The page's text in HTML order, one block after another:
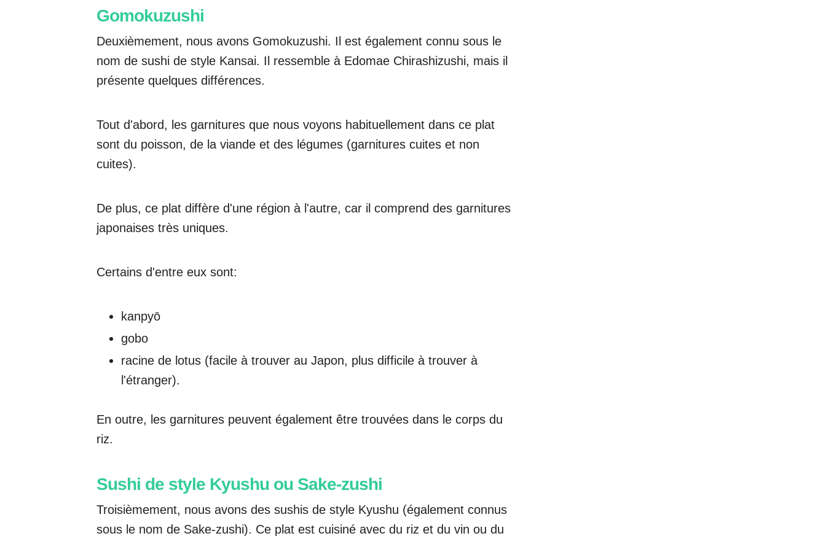
Gomokuzushi
Deuxièmement, nous avons Gomokuzushi. Il est également connu sous le
nom de sushi de style Kansai. Il ressemble à Edomae Chirashizushi, mais il
présente quelques différences.
Tout d'abord, les garnitures que nous voyons habituellement dans ce plat
sont du poisson, de la viande et des légumes (garnitures cuites et non
cuites).
De plus, ce plat diffère d'une région à l'autre, car il comprend des garnitures
japonaises très uniques.
Certains d'entre eux sont:
kanpyō
gobo
racine de lotus (facile à trouver au Japon, plus difficile à trouver à
l'étranger).
En outre, les garnitures peuvent également être trouvées dans le corps du
riz.
Sushi de style Kyushu ou Sake-zushi
Troisièmement, nous avons des sushis de style Kyushu (également connus
sous le nom de Sake-zushi). Ce plat est cuisiné avec du riz et du vin ou du